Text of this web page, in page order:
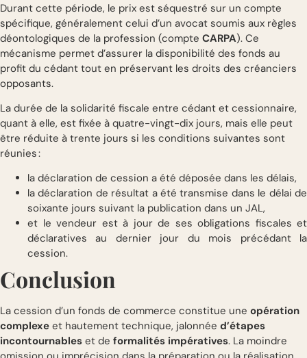
Durant cette période, le prix est séquestré sur un compte
spécifique, généralement celui d’un avocat soumis aux règles
déontologiques de la profession (compte CARPA). Ce
mécanisme permet d’assurer la disponibilité des fonds au
profit du cédant tout en préservant les droits des créanciers
opposants.
La durée de la solidarité fiscale entre cédant et cessionnaire,
quant à elle, est fixée à quatre-vingt-dix jours, mais elle peut
être réduite à trente jours si les conditions suivantes sont
réunies :
la déclaration de cession a été déposée dans les délais,
la déclaration de résultat a été transmise dans le délai de
soixante jours suivant la publication dans un JAL,
et le vendeur est à jour de ses obligations fiscales et
déclaratives au dernier jour du mois précédant la
cession.
Conclusion
La cession d’un fonds de commerce constitue une opération
complexe et hautement technique, jalonnée d’étapes
incontournables et de formalités impératives. La moindre